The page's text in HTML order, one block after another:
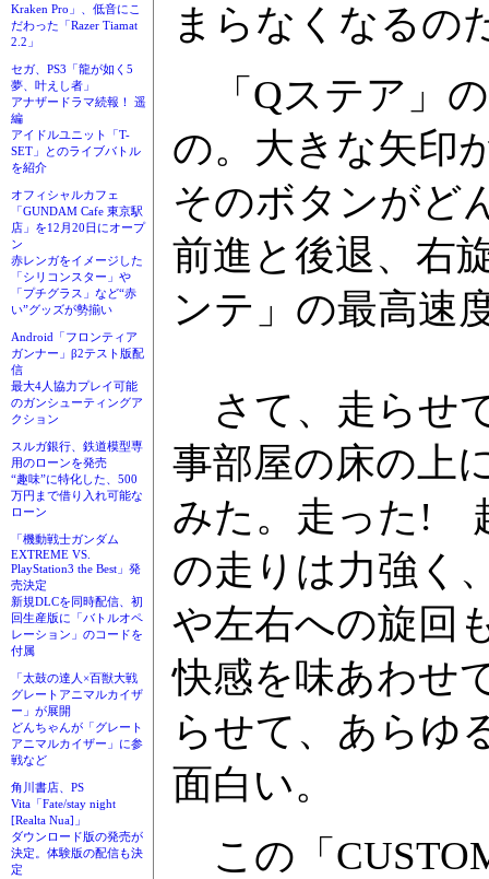
Kraken Pro」、低音にこ
だわった「Razer Tiamat
2.2」
セガ、PS3「龍が如く5
夢、叶えし者」
アナザードラマ続報！ 遥
編
アイドルユニット「T-
SET」とのライブバトル
を紹介
オフィシャルカフェ
「GUNDAM Cafe 東京駅
店」を12月20日にオープ
ン
赤レンガをイメージした
「シリコンスター」や
「プチグラス」など“赤
い”グッズが勢揃い
Android「フロンティア
ガンナー」β2テスト版配
信
最大4人協力プレイ可能
のガンシューティングア
クション
スルガ銀行、鉄道模型専
用のローンを発売
“趣味”に特化した、500
万円まで借り入れ可能な
ローン
「機動戦士ガンダム
EXTREME VS.
PlayStation3 the Best」発
売決定
新規DLCを同時配信、初
回生産版に「バトルオペ
レーション」のコードを
付属
「太鼓の達人×百獣大戦
グレートアニマルカイザ
ー」が展開
どんちゃんが「グレート
アニマルカイザー」に参
戦など
角川書店、PS
Vita「Fate/stay night
[Realta Nua]」
ダウンロード版の発売が
決定。体験版の配信も決
定
まらなくなるの
「Qステア」
の。大きな矢印
そのボタンがど
前進と後退、右
ンテ」の最高速
さて、走らせ
事部屋の床の上
みた。走った!
の走りは力強く
や左右への旋回
快感を味あわせ
らせて、あらゆ
面白い。
この「